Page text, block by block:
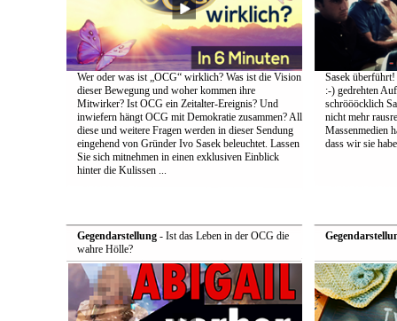
Wer oder was ist „OCG“ wirklich? Was ist die Vision
dieser Bewegung und woher kommen ihre
Mitwirker? Ist OCG ein Zeitalter-Ereignis? Und
inwiefern hängt OCG mit Demokratie zusammen? All
diese und weitere Fragen werden in dieser Sendung
eingehend von Gründer Ivo Sasek beleuchtet. Lassen
Sie sich mitnehmen in einen exklusiven Einblick
hinter die Kulissen ...
Sasek
:-) gedrehten
schröööcklich
nicht mehr
Massenmedien
dass wir sie
Gegendarstellung- Ist das Leben in der OCG die
wahre Hölle?